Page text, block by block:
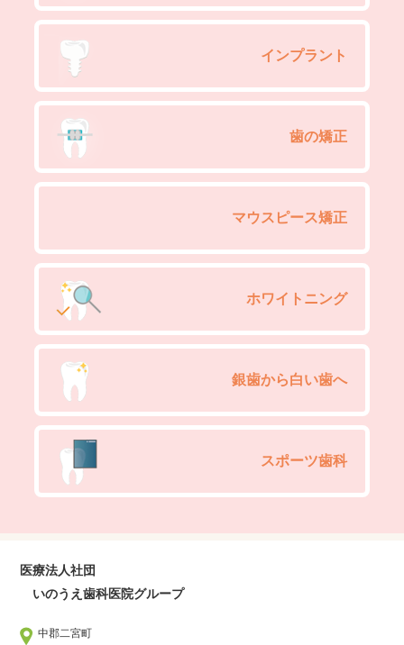
インプラント
歯の矯正
マウスピース矯正
ホワイトニング
銀歯から白い歯へ
スポーツ歯科
医療法人社団
いのうえ歯科医院グループ
中郡二宮町